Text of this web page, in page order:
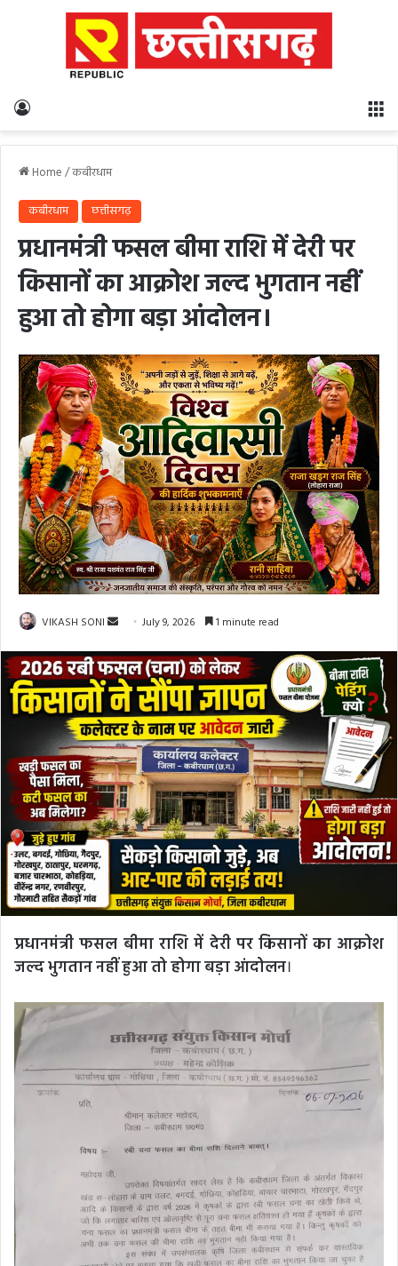
Home/कबीरधाम
कबीरधाम छत्तीसगढ़
प्रधानमंत्री फसल बीमा राशि में देरी पर
किसानों का आक्रोश जल्द भुगतान नहीं
हुआ तो होगा बड़ा आंदोलन।
VIKASH SONI
Send
email
July 9, 2026 1 minute read
प्रधानमंत्री फसल बीमा राशि में देरी पर किसानों का आक्रोश
जल्द भुगतान नहीं हुआ तो होगा बड़ा आंदोलन।